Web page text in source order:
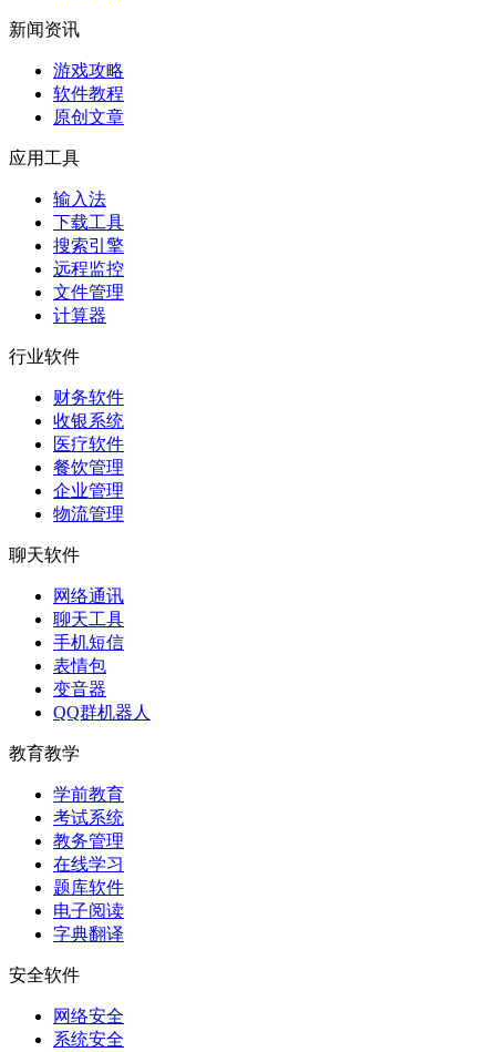
新闻资讯
游戏攻略
软件教程
原创文章
应用工具
输入法
下载工具
搜索引擎
远程监控
文件管理
计算器
行业软件
财务软件
收银系统
医疗软件
餐饮管理
企业管理
物流管理
聊天软件
网络通讯
聊天工具
手机短信
表情包
变音器
QQ群机器人
教育教学
学前教育
考试系统
教务管理
在线学习
题库软件
电子阅读
字典翻译
安全软件
网络安全
系统安全